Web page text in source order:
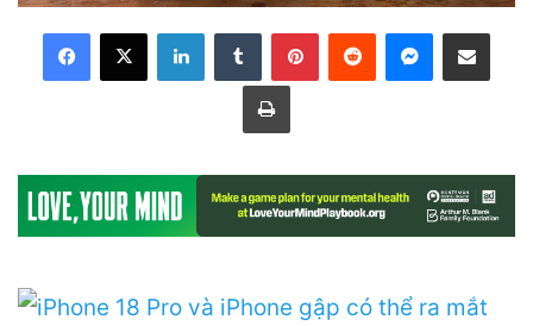
LinkedInTumblr PinterestReddit Messenger
Share via Email
Print